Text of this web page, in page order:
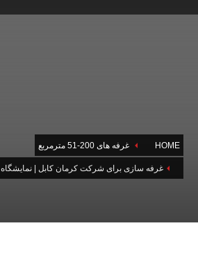
HOME غرفه های 200-51 مترمربع
غرفه سازی برای شرکت کرمان کابل | نمایشگاه IRANOILSHOW2022